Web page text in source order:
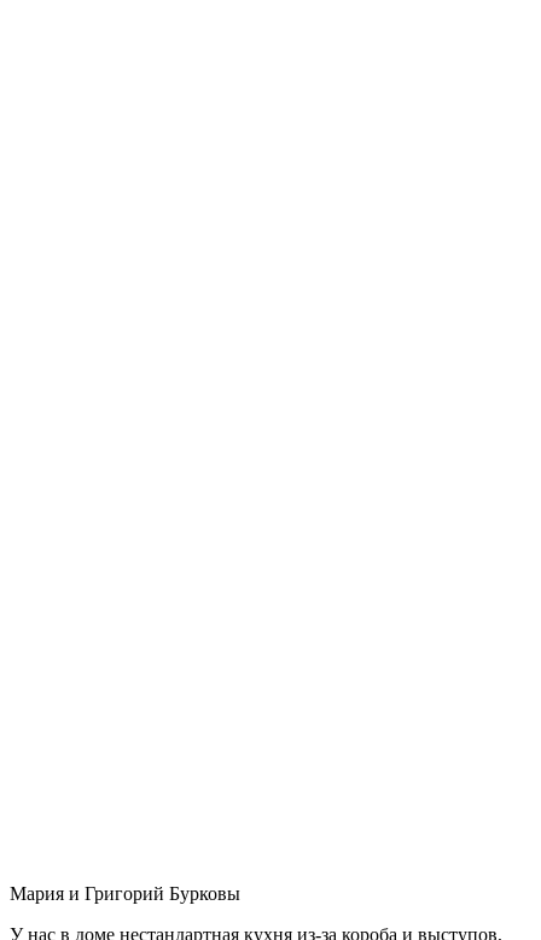
Мария и Григорий Бурковы
У нас в доме нестандартная кухня из-за короба и выступов,